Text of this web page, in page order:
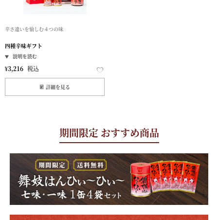
辛さ違いを愉しむ４つの味
四種辛味ギフト
¥3,216 税込
詳細を見る
期間限定 おすすめ商品